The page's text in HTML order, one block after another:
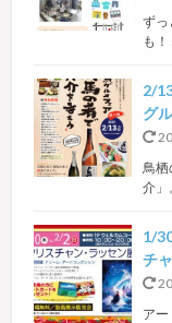
ずっ
も
2/
グ
鳥
介」
1/
チ
ア